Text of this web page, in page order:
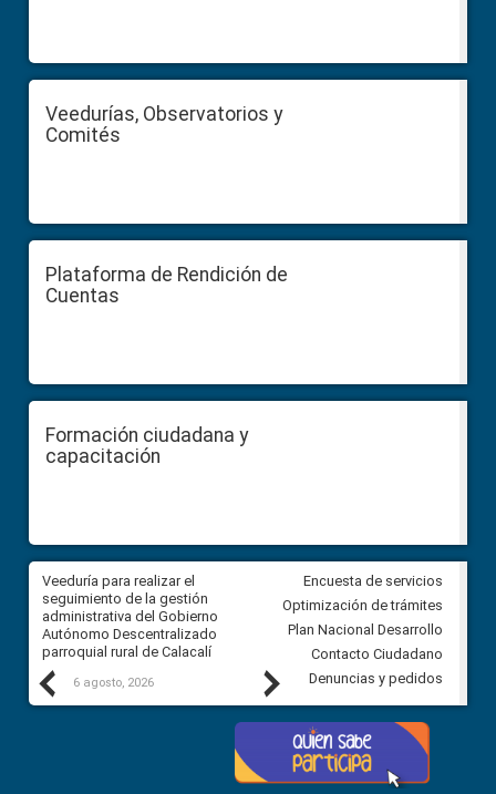
Veedurías, Observatorios y
Comités
Plataforma de Rendición de
Cuentas
Formación ciudadana y
capacitación
Previous
Veeduría para realizar el
seguimiento de la gestión
administrativa del Gobierno
Autónomo Descentralizado
parroquial rural de Calacalí
6 agosto, 2026
Veeduría para vigilar los
derivados de la Audiencia
entre el GAD de Ibarra y la
comunidad Urbina, parroquia
Carolina
5 agosto, 2026
Next
Encuesta de servicios
Optimización de trámites
Plan Nacional Desarrollo
Contacto Ciudadano
Denuncias y pedidos